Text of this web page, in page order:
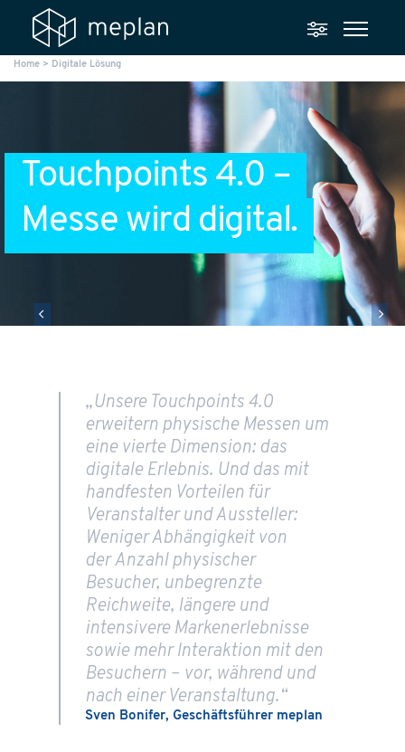
Home > Digitale Lösung
Touchpoints 4.0 –
Messe wird digital.
„Unsere Touchpoints 4.0
erweitern physische Messen um
eine vierte Dimension: das
digitale Erlebnis. Und das mit
handfesten Vorteilen für
Veranstalter und Aussteller:
Weniger Abhängigkeit von
der Anzahl physischer
Besucher, unbegrenzte
Reichweite, längere und
intensivere Markenerlebnisse
sowie mehr Interaktion mit den
Besuchern – vor, während und
nach einer Veranstaltung.“
Sven Bonifer, Geschäftsführer meplan